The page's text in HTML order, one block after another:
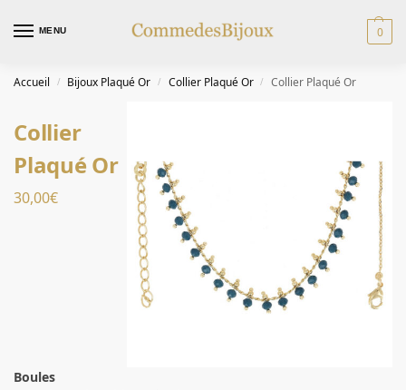
MENU 0
Accueil / Bijoux Plaqué Or / Collier Plaqué Or / Collier Plaqué Or
Collier
Plaqué Or
30,00€
Boules